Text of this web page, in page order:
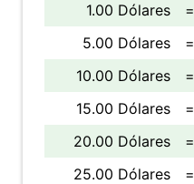
1.00 Dólares =
5.00 Dólares
=
10.00 Dólares
=
15.00 Dólares
=
20.00 Dólares
=
25.00 Dólares
=